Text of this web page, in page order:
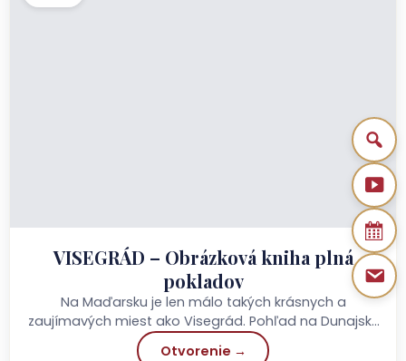
VISEGRÁD – Obrázková kniha plná
pokladov
Na Maďarsku je len málo takých krásnych a
zaujímavých miest ako Visegrád. Pohľad na Dunajský
zákrut, ktorý obklopuje Hradný vrch, už v staroveku...
Otvorenie →